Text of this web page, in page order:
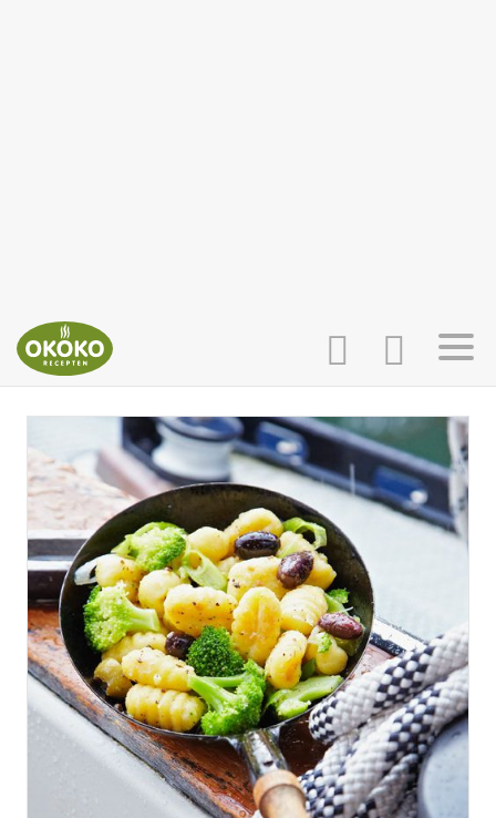
INLOGGEN
AANMELDEN
HOME
RECEPTEN
WEEKMENU'S
KOOKBOEKEN